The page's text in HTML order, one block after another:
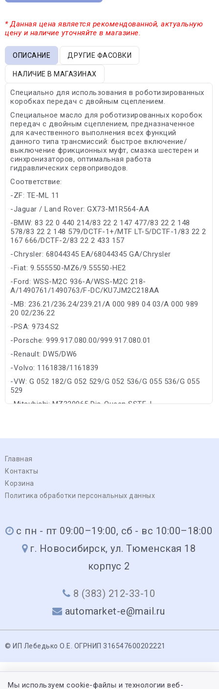
* Данная цена является рекомендованной, актуальную
цену и наличие уточняйте в магазине.
ОПИСАНИЕ ДРУГИЕ ФАСОВКИ
НАЛИЧИЕ В МАГАЗИНАХ
Специально для использования в роботизированных
коробках передач с двойным сцеплением.
Специальное масло для роботизированных коробок
передач с двойным сцеплением, предназначенное
для качественного выполнения всех функций
данного типа трансмиссий: быстрое включение/
выключение фрикционных муфт, смазка шестерен и
синхронизаторов, оптимальная работа
гидравлических сервоприводов.
Соответствие:
-ZF: TE-ML 11
-Jaguar / Land Rover: GX73-M1R564-AA
-BMW: 83 22 0 440 214/83 22 2 147 477/83 22 2 148
578/83 22 2 148 579/DCTF-1+/MTF LT-5/DCTF-1/83 22 2
167 666/DCTF-2/83 22 2 433 157
-Chrysler: 68044345 EA/68044345 GA/Chrysler
-Fiat: 9.555550-MZ6/9.55550-HE2
-Ford: WSS-M2C 936-A/WSS-M2C 218-
A/1490761/1490763/F-DC/KU7JM2C218AA
-MB: 236.21/236.24/239.21/A 000 989 04 03/A 000 989
20 02/236.22
-PSA: 9734.S2
-Porsche: 999.917.080.00/999.917.080.01
-Renault: DW5/DW6
-Volvo: 1161838/1161839
-VW: G 052 182/G 052 529/G 052 536/G 055 536/G 055
529
-Mitsubishi: MZ320065 Dia-Queen SSTF-I
Главная
Контакты
Корзина
Политика обработки персональных данных
с пн - пт 09:00–19:00, сб - вс 10:00–18:00
г. Новосибирск, ул. Тюменская 18
корпус 2
8 (383) 212-33-10
automarket-e@mail.ru
© ИП Лебедько О.Е. ОГРНИП 316547600202221
Мы используем cookie-файлы и технологии веб-